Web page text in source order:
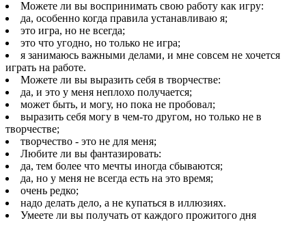
Можете ли вы воспринимать свою работу как игру:
да, особенно когда правила устанавливаю я;
это игра, но не всегда;
это что угодно, но только не игра;
я занимаюсь важными делами, и мне совсем не хочется
играть на работе.
Можете ли вы выразить себя в творчестве:
да, и это у меня неплохо получается;
может быть, и могу, но пока не пробовал;
выразить себя могу в чем-то другом, но только не в
творчестве;
творчество - это не для меня;
Любите ли вы фантазировать:
да, тем более что мечты иногда сбываются;
да, но у меня не всегда есть на это время;
очень редко;
надо делать дело, а не купаться в иллюзиях.
Умеете ли вы получать от каждого прожитого дня